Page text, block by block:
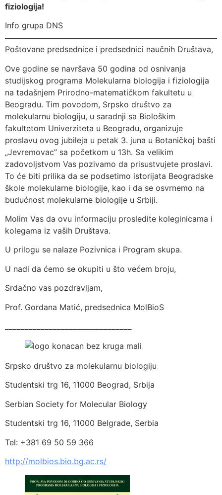
fiziologija!
Info grupa DNS
Poštovane predsednice i predsednici naučnih Društava,
Ove godine se navršava 50 godina od osnivanja
studijskog programa Molekularna biologija i fiziologija
na tadašnjem Prirodno-matematičkom fakultetu u
Beogradu. Tim povodom, Srpsko društvo za
molekularnu biologiju, u saradnji sa Biološkim
fakultetom Univerziteta u Beogradu, organizuje
proslavu ovog jubileja u petak 3. juna u Botaničkoj bašti
„Jevremovac” sa početkom u 13h. Sa velikim
zadovoljstvom Vas pozivamo da prisustvujete proslavi.
To će biti prilika da se podsetimo istorijata Beogradske
škole molekularne biologije, kao i da se osvrnemo na
budućnost molekularne biologije u Srbiji.
Molim Vas da ovu informaciju prosledite koleginicama i
kolegama iz vaših Društava.
U prilogu se nalaze Pozivnica i Program skupa.
U nadi da ćemo se okupiti u što većem broju,
Srdačno vas pozdravljam,
Prof. Gordana Matić, predsednica MolBioS
Srpsko društvo za molekularnu biologiju
Studentski trg 16, 11000 Beograd, Srbija
Serbian Society for Molecular Biology
Studentski trg 16, 11000 Belgrade, Serbia
Tel: +381 69 50 59 366
http://molbios.bio.bg.ac.rs/